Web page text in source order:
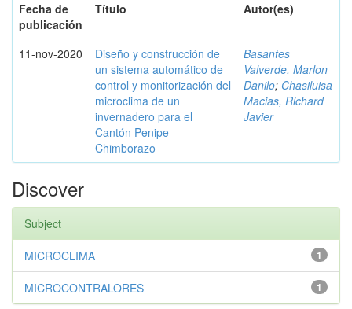
Fecha de
publicación
Título Autor(es)
11-nov-2020
Diseño y construcción de
un sistema automático de
control y monitorización del
microclima de un
invernadero para el
Cantón Penipe-
Chimborazo
Basantes
Valverde, Marlon
Danilo; Chasiluisa
Macias, Richard
Javier
Discover
Subject
1
MICROCLIMA
1
MICROCONTRALORES